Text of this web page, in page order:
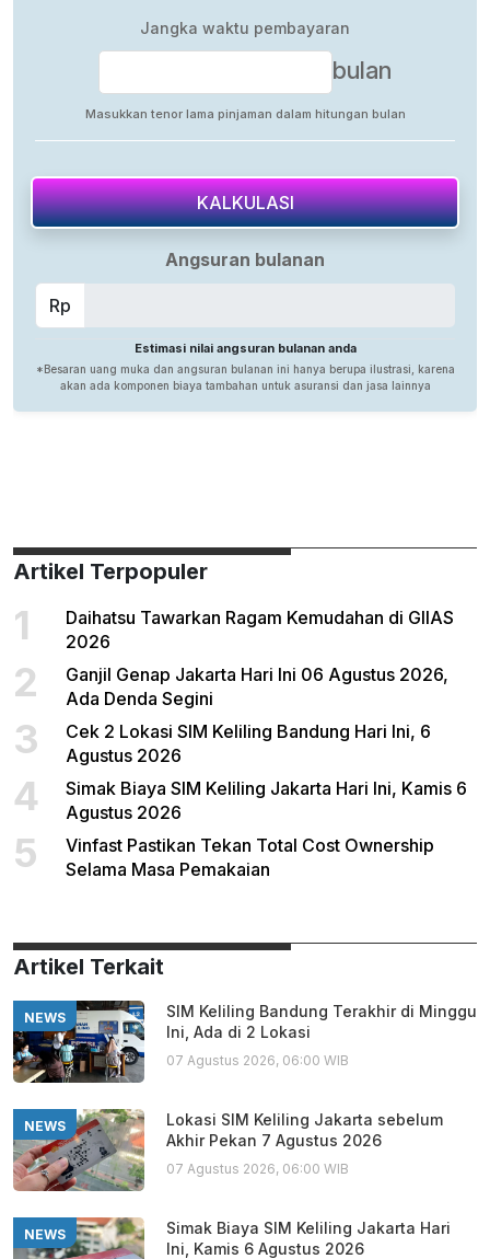
Artikel Terpopuler
1
Daihatsu Tawarkan Ragam Kemudahan di GIIAS
2026
2
Ganjil Genap Jakarta Hari Ini 06 Agustus 2026,
Ada Denda Segini
3
Cek 2 Lokasi SIM Keliling Bandung Hari Ini, 6
Agustus 2026
4
Simak Biaya SIM Keliling Jakarta Hari Ini, Kamis 6
Agustus 2026
5
Vinfast Pastikan Tekan Total Cost Ownership
Selama Masa Pemakaian
Artikel Terkait
NEWS
SIM Keliling Bandung Terakhir di Minggu
Ini, Ada di 2 Lokasi
07 Agustus 2026, 06:00 WIB
NEWS
Lokasi SIM Keliling Jakarta sebelum
Akhir Pekan 7 Agustus 2026
07 Agustus 2026, 06:00 WIB
NEWS
Simak Biaya SIM Keliling Jakarta Hari
Ini, Kamis 6 Agustus 2026